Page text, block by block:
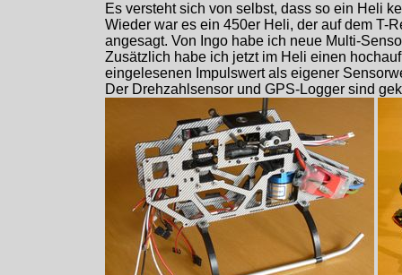
Es versteht sich von selbst, dass so ein Heli
Wieder war es ein 450er Heli, der auf dem T-
angesagt. Von Ingo habe ich neue Multi-
Zusätzlich habe ich jetzt im Heli einen
eingelesenen Impulswert als eigener
Der Drehzahlsensor und GPS-Logger sind